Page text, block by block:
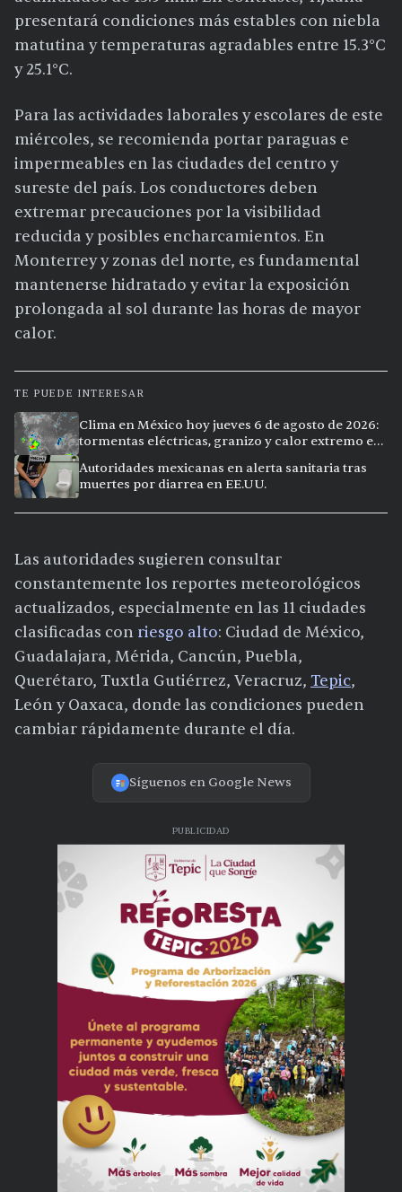
presentará condiciones más estables con niebla
matutina y temperaturas agradables entre 15.3°C
y 25.1°C.
Para las actividades laborales y escolares de este
miércoles, se recomienda portar paraguas e
impermeables en las ciudades del centro y
sureste del país. Los conductores deben
extremar precauciones por la visibilidad
reducida y posibles encharcamientos. En
Monterrey y zonas del norte, es fundamental
mantenerse hidratado y evitar la exposición
prolongada al sol durante las horas de mayor
calor.
TE PUEDE INTERESAR
Clima en México hoy jueves 6 de agosto de 2026:
tormentas eléctricas, granizo y calor extremo en
Autoridades mexicanas en alerta sanitaria tras
muertes por diarrea en EE.UU.
Las autoridades sugieren consultar
constantemente los reportes meteorológicos
actualizados, especialmente en las 11 ciudades
clasificadas con riesgo alto: Ciudad de México,
Guadalajara, Mérida, Cancún, Puebla,
Querétaro, Tuxtla Gutiérrez, Veracruz, Tepic,
León y Oaxaca, donde las condiciones pueden
cambiar rápidamente durante el día.
Síguenos en Google News
PUBLICIDAD